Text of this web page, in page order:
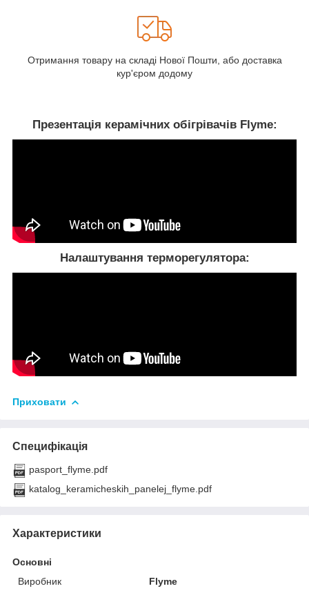
Отримання товару на складі Нової Пошти, або доставка
кур'єром додому
Презентація керамічних обігрівачів Flyme:
Налаштування терморегулятора:
Приховати
Специфікація
pasport_flyme.pdf
katalog_keramicheskih_panelej_flyme.pdf
Характеристики
Основні
Виробник
Flyme